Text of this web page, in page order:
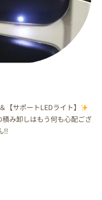
【サポートLEDライト】
み卸しはもう何も心配ござ
‼